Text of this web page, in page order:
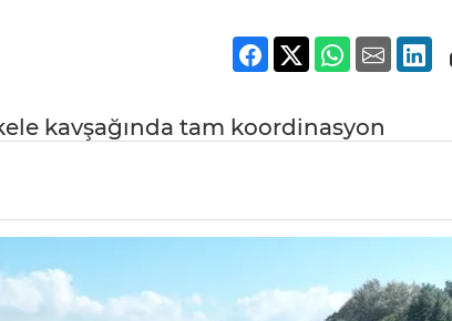
kavşağında tam koordinasyon